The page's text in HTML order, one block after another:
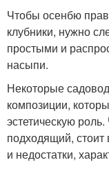
Чтобы осенбю
клубники, нужно
простыми и
насыпи.
Некоторые
композиции,
эстетическую
подходящий, стоит
и недостатки,